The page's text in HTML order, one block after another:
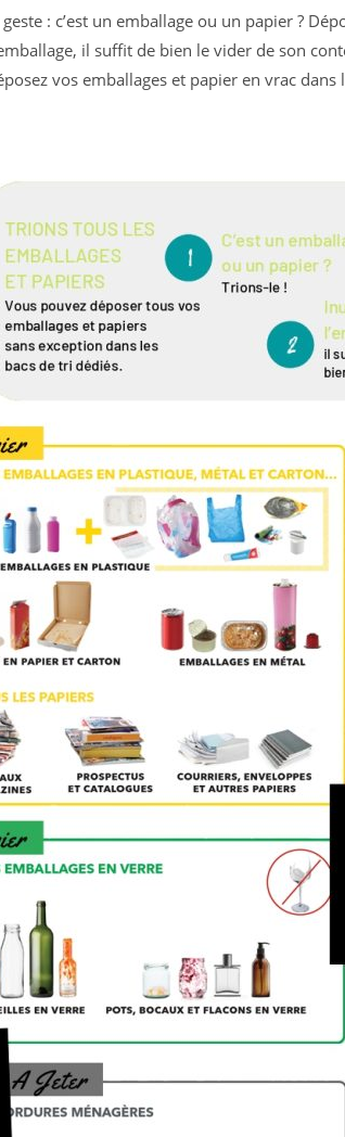
: c’est un emballage ou un papier ?
il suffit de bien le vider de son
vos emballages et papier en vrac dans